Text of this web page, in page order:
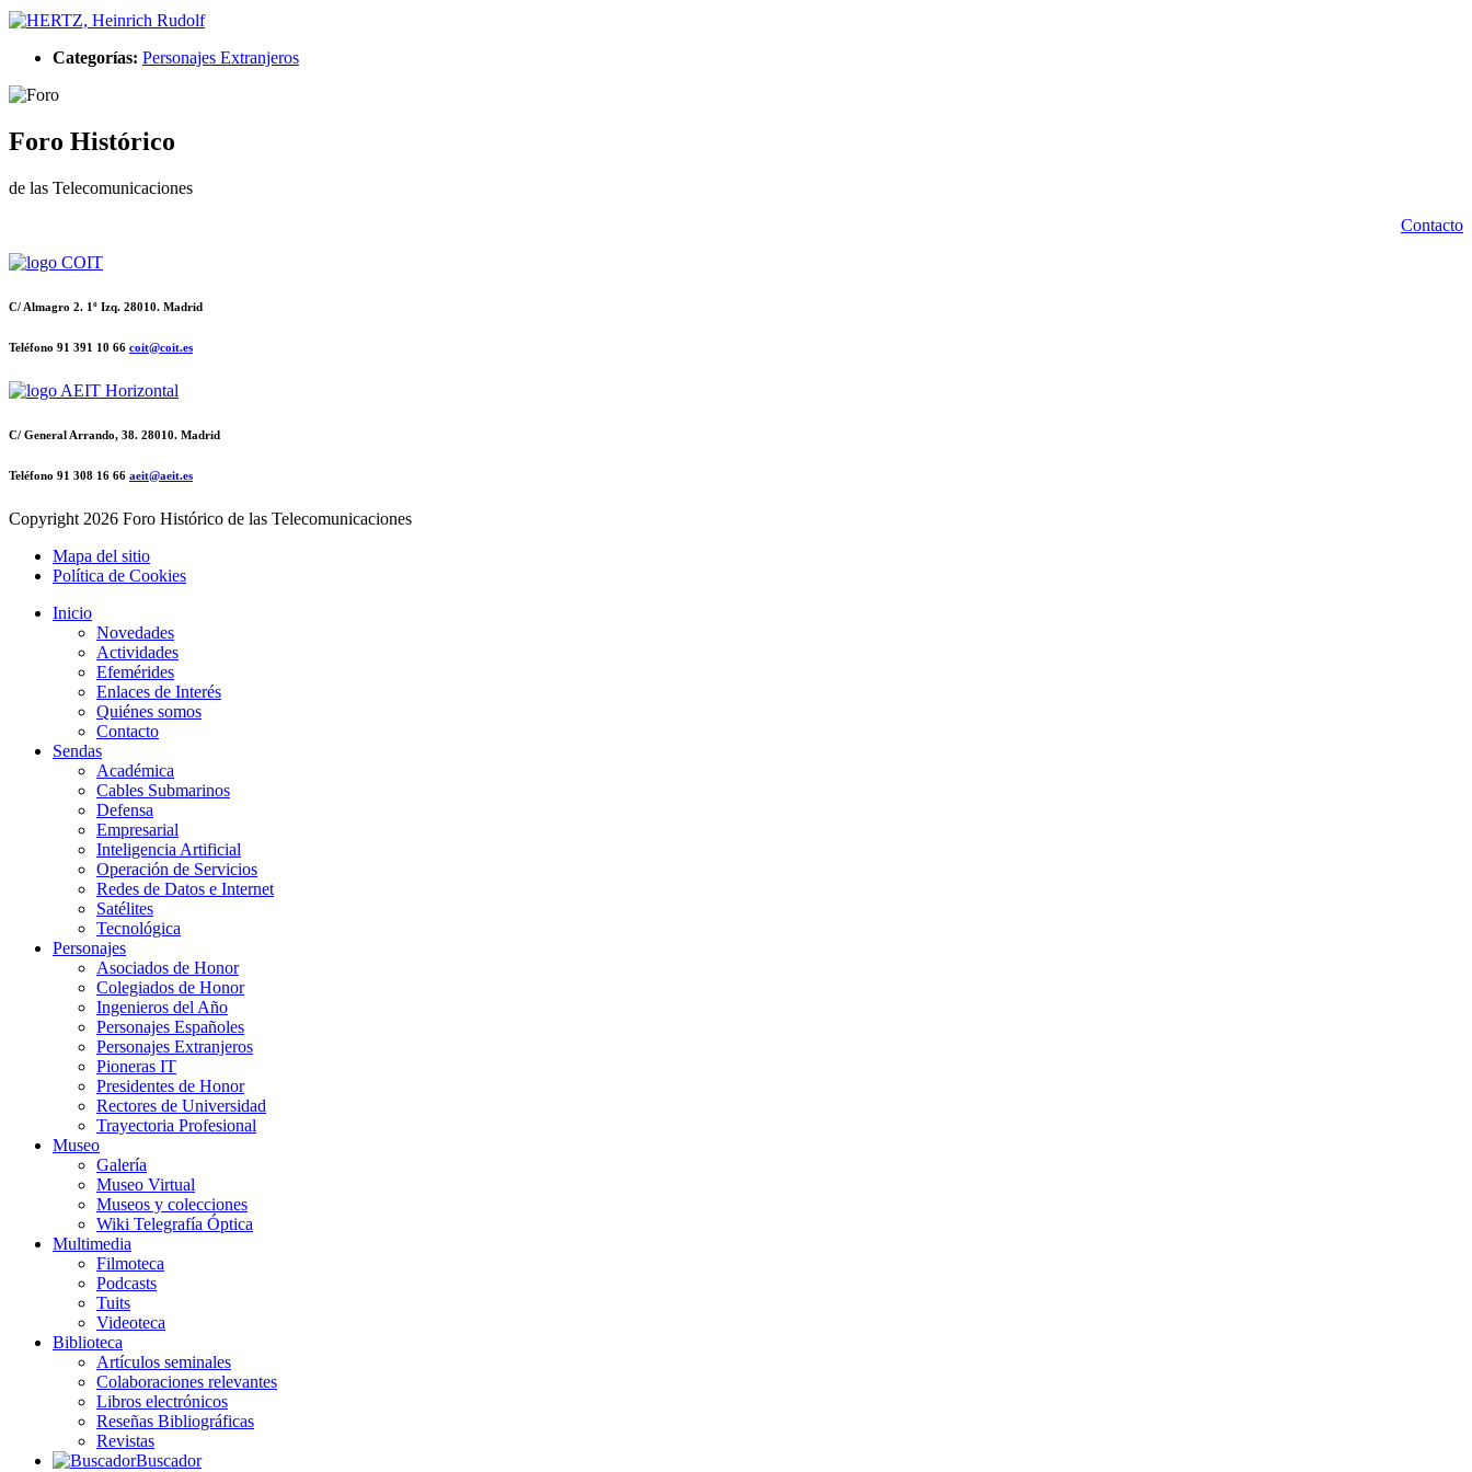
Categorías: Personajes Extranjeros
Foro Histórico
de las Telecomunicaciones
Contacto
C/ Almagro 2. 1º Izq. 28010. Madrid
Teléfono 91 391 10 66 coit@coit.es
C/ General Arrando, 38. 28010. Madrid
Teléfono 91 308 16 66 aeit@aeit.es
Copyright 2026 Foro Histórico de las Telecomunicaciones
Mapa del sitio
Política de Cookies
Inicio
Novedades
Actividades
Efemérides
Enlaces de Interés
Quiénes somos
Contacto
Sendas
Académica
Cables Submarinos
Defensa
Empresarial
Inteligencia Artificial
Operación de Servicios
Redes de Datos e Internet
Satélites
Tecnológica
Personajes
Asociados de Honor
Colegiados de Honor
Ingenieros del Año
Personajes Españoles
Personajes Extranjeros
Pioneras IT
Presidentes de Honor
Rectores de Universidad
Trayectoria Profesional
Museo
Galería
Museo Virtual
Museos y colecciones
Wiki Telegrafía Óptica
Multimedia
Filmoteca
Podcasts
Tuits
Videoteca
Biblioteca
Artículos seminales
Colaboraciones relevantes
Libros electrónicos
Reseñas Bibliográficas
Revistas
Buscador